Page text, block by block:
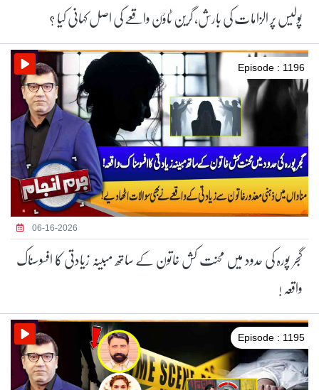
پولیس پر الزامات کی بارش، گرین ٹاؤن واقعے کی اصل کہانی کیا ؟
Episode : 1196
06-16-2026
گجر پورہ کی حدود میں محنت کش خاتون کے ساتھ مبینہ زیادتی کا افسوسناک
واقعہ !
Episode : 1195